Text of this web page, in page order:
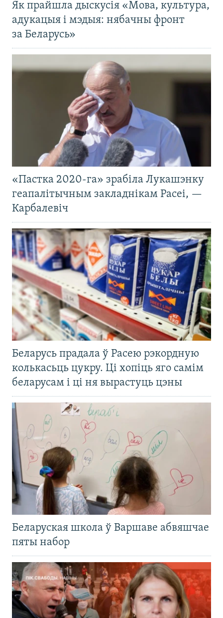
Як прайшла дыскусія «Мова, культура,
адукацыя і мэдыя: нябачны фронт
за Беларусь»
«Пастка 2020-га» зрабіла Лукашэнку
геапалітычным закладнікам Расеі, —
Карбалевіч
Беларусь прадала ў Расею рэкордную
колькасьць цукру. Ці хопіць яго самім
беларусам і ці ня вырастуць цэны
Беларуская школа ў Варшаве абвяшчае
пяты набор